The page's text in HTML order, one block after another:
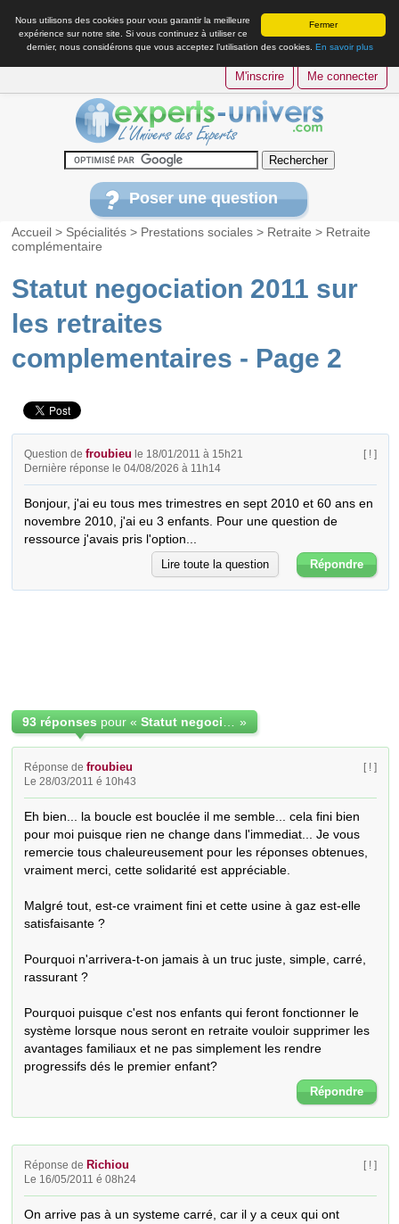
Fermer
Nous utilisons des cookies pour vous garantir la meilleure
expérience sur notre site. Si vous continuez à utiliser ce
dernier, nous considérons que vous acceptez l’utilisation des cookies. En savoir plus
M'inscrire Me connecter
Poser une question
Accueil > Spécialités > Prestations sociales > Retraite > Retraite
complémentaire
Statut negociation 2011 sur
les retraites
complementaires - Page 2
Question defroubieu le 18/01/2011 à 15h21
Dernière réponse le 04/08/2026 à 11h14
[ ! ]
Bonjour, j'ai eu tous mes trimestres en sept 2010 et 60 ans en
novembre 2010, j'ai eu 3 enfants. Pour une question de
ressource j'avais pris l'option...
Répondre
Lire toute la question
93 réponses pour « »
Réponse defroubieu
Le 28/03/2011 é 10h43
[ ! ]
Eh bien... la boucle est bouclée il me semble... cela fini bien
pour moi puisque rien ne change dans l'immediat... Je vous
remercie tous chaleureusement pour les réponses obtenues,
vraiment merci, cette solidarité est appréciable.
Malgré tout, est-ce vraiment fini et cette usine à gaz est-elle
satisfaisante ?
Pourquoi n'arrivera-t-on jamais à un truc juste, simple, carré,
rassurant ?
Pourquoi puisque c'est nos enfants qui feront fonctionner le
système lorsque nous seront en retraite vouloir supprimer les
avantages familiaux et ne pas simplement les rendre
progressifs dés le premier enfant?
Répondre
Réponse de Richiou
Le 16/05/2011 é 08h24
[ ! ]
On arrive pas à un systeme carré, car il y a ceux qui ont